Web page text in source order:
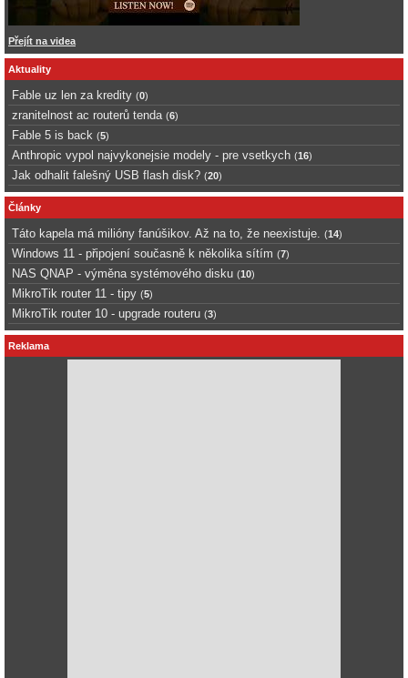
Přejít na videa
Aktuality
Fable uz len za kredity (0)
zranitelnost ac routerů tenda (6)
Fable 5 is back (5)
Anthropic vypol najvykonejsie modely - pre vsetkych (16)
Jak odhalit falešný USB flash disk? (20)
Články
Táto kapela má milióny fanúšikov. Až na to, že neexistuje. (14)
Windows 11 - připojení současně k několika sítím (7)
NAS QNAP - výměna systémového disku (10)
MikroTik router 11 - tipy (5)
MikroTik router 10 - upgrade routeru (3)
Reklama